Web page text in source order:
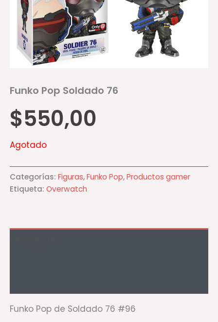
Funko Pop Soldado 76
$550,00
Agotado
Categorías: Figuras,Funko Pop,Productos gamer
Etiqueta: Overwatch
Funko Pop de Soldado 76 #96